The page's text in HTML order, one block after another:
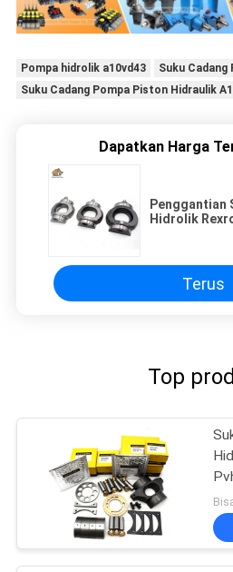
Pompa hidrolik a10vd43
Suku Cadang
Suku Cadang Pompa Piston Hidraulik
Dapatkan Harga
Penggantian
Hidrolik
Terus
Top